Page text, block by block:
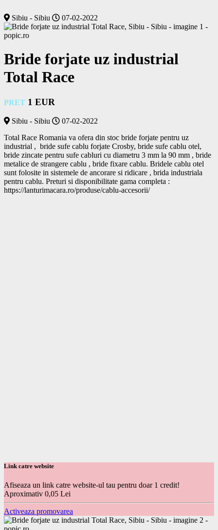
Sibiu - Sibiu 07-02-2022
Bride forjate uz industrial
Total Race
PRET 1 EUR
Sibiu - Sibiu
07-02-2022
Total Race Romania va ofera din stoc bride forjate pentru uz
industrial ,  bride sufe cablu forjate Crosby, bride sufe cablu otel,
bride zincate pentru sufe cabluri cu diametru 3 mm la 90 mm , bride
metalice de strangere cablu , bride fixare cablu. Bridele cablu otel
sunt folosite in sistemele de ancorare si ridicare , brida industriala
pentru cablu. Preturi si disponibilitate gama completa :
https://lanturimacara.ro/produse/cablu-accesorii/
Link catre website
Afiseaza un link catre website-ul tau pentru doar 1 credit!
Aproximativ 0,05 Lei
Activeaza promovarea